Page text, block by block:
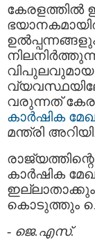
കേരളത്തില്‍
വരുന്നത്
കാര്‍ഷിക
മന്ത്രി
കാര്‍ഷിക
കൊടുത്തും
- ജെ.എസ്.